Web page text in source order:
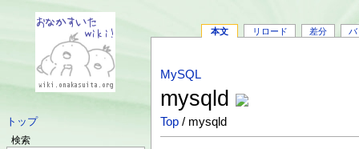
トップ
検索
本文 リロード 差分 バ
MySQL
mysqld
Top / mysqld